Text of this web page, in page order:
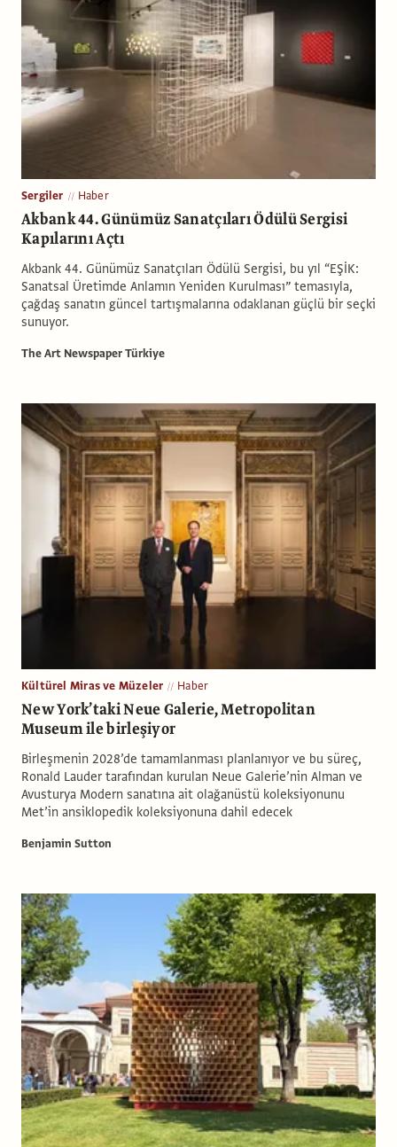
Sergiler Haber
Akbank 44. Günümüz Sanatçıları Ödülü Sergisi
Kapılarını Açtı
Akbank 44. Günümüz Sanatçıları Ödülü Sergisi, bu yıl “EŞİK:
Sanatsal Üretimde Anlamın Yeniden Kurulması” temasıyla,
çağdaş sanatın güncel tartışmalarına odaklanan güçlü bir seçki
sunuyor.
The Art Newspaper Türkiye
Kültürel Miras ve Müzeler Haber
New York’taki Neue Galerie, Metropolitan
Museum ile birleşiyor
Birleşmenin 2028’de tamamlanması planlanıyor ve bu süreç,
Ronald Lauder tarafından kurulan Neue Galerie’nin Alman ve
Avusturya Modern sanatına ait olağanüstü koleksiyonunu
Met’in ansiklopedik koleksiyonuna dahil edecek
Benjamin Sutton